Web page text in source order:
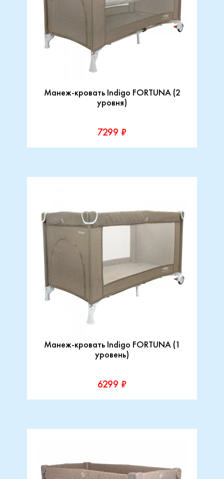
Манеж-кровать Indigo FORTUNA (2
уровня)
7299 ₽
Манеж-кровать Indigo FORTUNA (1
уровень)
6299 ₽